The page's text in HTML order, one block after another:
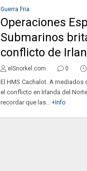
Guerra Fria
Operaciones
Submarinos
conflicto de
elSnorkel.com 0
El HMS Cachalot. A
el conflicto en Irlanda del
recordar que las... +Info